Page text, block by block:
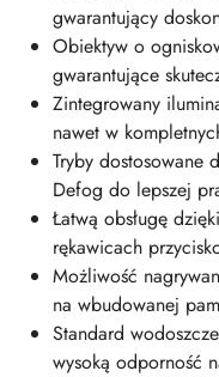
gwarantujący
Obiektyw o
gwarantujące
Zintegrowany
nawet w
Tryby dostosowane
Defog do lepszej
Łatwą obsługę
rękawicach
Możliwość
na wbudowanej
Standard
wysoką odporność